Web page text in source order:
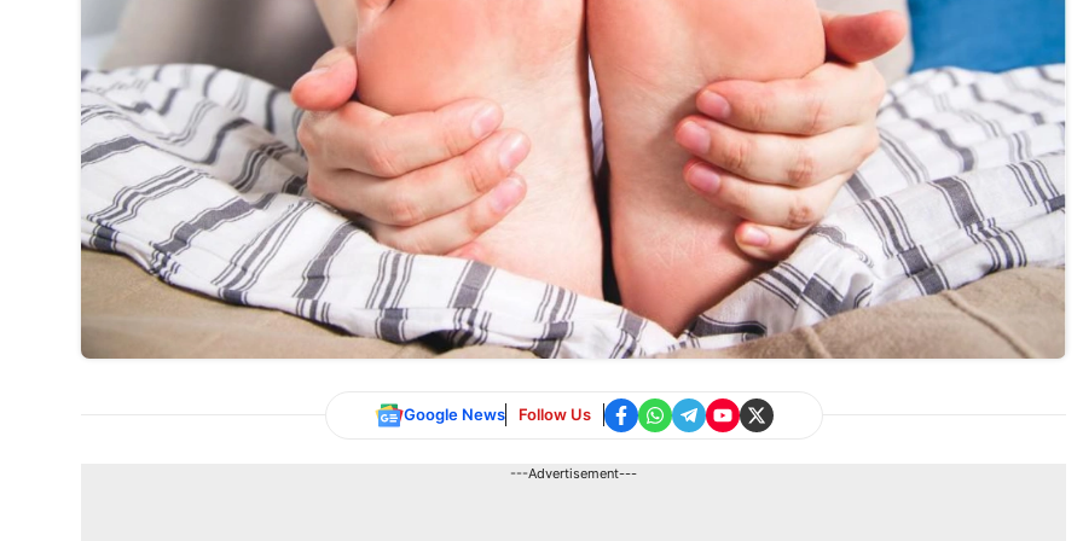
Google News Follow Us
---Advertisement---